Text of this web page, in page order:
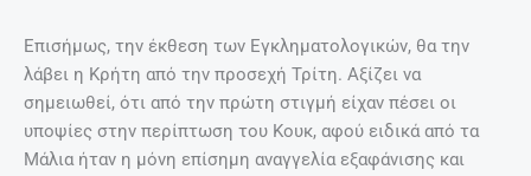
Επισήμως, την έκθεση των Εγκληματολογικών, θα την
λάβει η Κρήτη από την προσεχή Τρίτη. Αξίζει να
σημειωθεί, ότι από την πρώτη στιγμή είχαν πέσει οι
υποψίες στην περίπτωση του Κουκ, αφού ειδικά από τα
Μάλια ήταν η μόνη επίσημη αναγγελία εξαφάνισης και